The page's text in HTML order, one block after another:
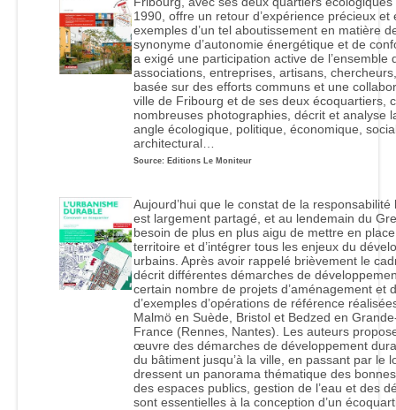
1990, offre un retour d’expérience précieux
exemples d’un tel aboutissement en matière
synonyme d’autonomie énergétique et de
a exigé une participation active de
associations, entreprises, artisans,
basée sur des efforts communs et une
ville de Fribourg et de ses deux écoquartiers,
nombreuses photographies, décrit et analyse
angle écologique, politique, économique,
architectural…
Source: Editions Le Moniteur
Aujourd’hui que le constat de la
est largement partagé, et au lendemain du
besoin de plus en plus aigu de mettre en
territoire et d’intégrer tous les enjeux du
urbains. Après avoir rappelé brièvement le
décrit différentes démarches de
certain nombre de projets d’aménagement et
d’exemples d’opérations de référence
Malmö en Suède, Bristol et Bedzed en
France (Rennes, Nantes). Les auteurs
œuvre des démarches de développement
du bâtiment jusqu’à la ville, en passant par le
dressent un panorama thématique des
des espaces publics, gestion de l’eau et des
sont essentielles à la conception d’un